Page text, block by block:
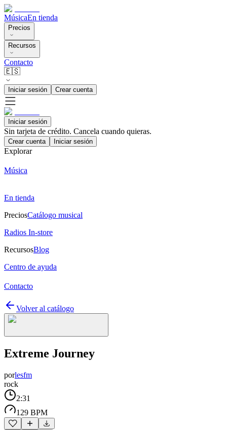
MúsicaEn tienda
Precios
Recursos
Contacto
🇪🇸
Iniciar sesión Crear cuenta
Iniciar sesión
Sin tarjeta de crédito. Cancela cuando quieras.
Crear cuenta Iniciar sesión
Explorar
Música
En tienda
PreciosCatálogo musical
Radios In-store
RecursosBlog
Centro de ayuda
Contacto
Volver al catálogo
Extreme Journey
porlesfm
rock
2:31
129 BPM